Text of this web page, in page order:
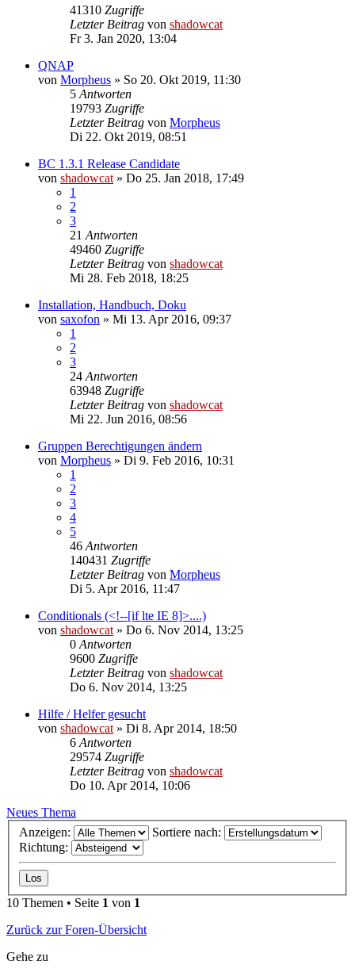
41310 Zugriffe
Letzter Beitrag von shadowcat
Fr 3. Jan 2020, 13:04
QNAP
von Morpheus » So 20. Okt 2019, 11:30
5 Antworten
19793 Zugriffe
Letzter Beitrag von Morpheus
Di 22. Okt 2019, 08:51
BC 1.3.1 Release Candidate
von shadowcat » Do 25. Jan 2018, 17:49
1
2
3
21 Antworten
49460 Zugriffe
Letzter Beitrag von shadowcat
Mi 28. Feb 2018, 18:25
Installation, Handbuch, Doku
von saxofon » Mi 13. Apr 2016, 09:37
1
2
3
24 Antworten
63948 Zugriffe
Letzter Beitrag von shadowcat
Mi 22. Jun 2016, 08:56
Gruppen Berechtigungen ändern
von Morpheus » Di 9. Feb 2016, 10:31
1
2
3
4
5
46 Antworten
140431 Zugriffe
Letzter Beitrag von Morpheus
Di 5. Apr 2016, 11:47
Conditionals (<!--[if lte IE 8]>....)
von shadowcat » Do 6. Nov 2014, 13:25
0 Antworten
9600 Zugriffe
Letzter Beitrag von shadowcat
Do 6. Nov 2014, 13:25
Hilfe / Helfer gesucht
von shadowcat » Di 8. Apr 2014, 18:50
6 Antworten
29574 Zugriffe
Letzter Beitrag von shadowcat
Do 10. Apr 2014, 10:06
Neues Thema
Anzeigen:
Sortiere nach:
Richtung:
10 Themen • Seite 1 von 1
Zurück zur Foren-Übersicht
Gehe zu